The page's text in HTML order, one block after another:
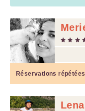
Réservations répétées